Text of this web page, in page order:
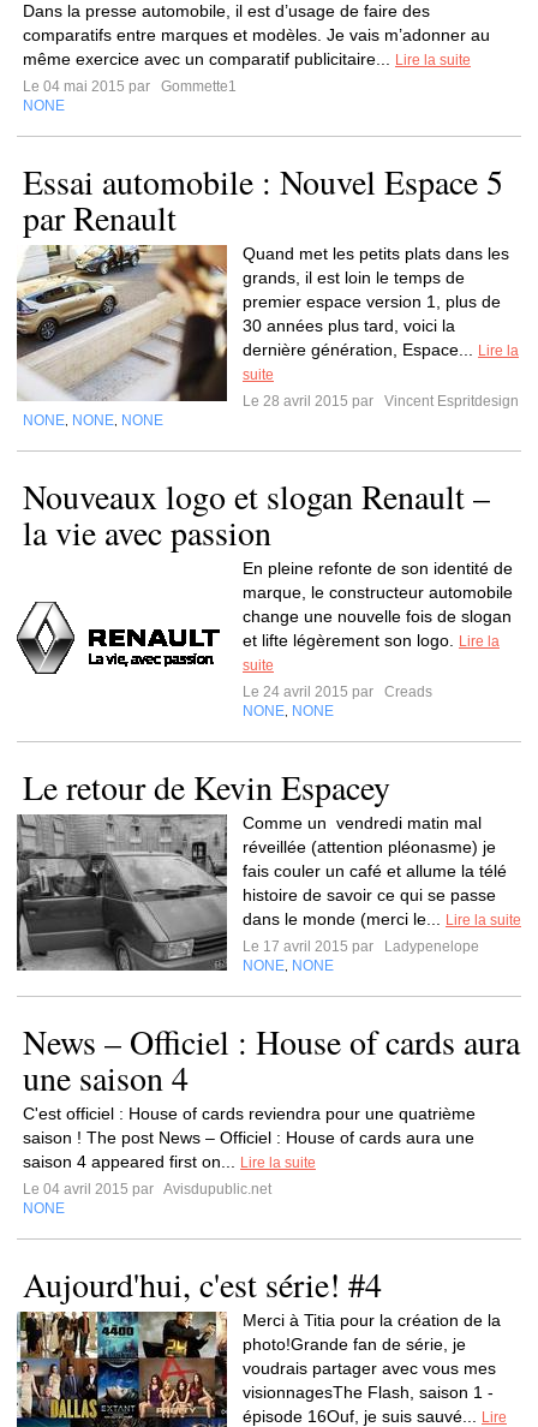
Dans la presse automobile, il est d’usage de faire des
comparatifs entre marques et modèles. Je vais m’adonner au
même exercice avec un comparatif publicitaire...
Lire la suite
Le 04 mai 2015 par
Gommette1
NONE
Essai automobile : Nouvel Espace 5
par Renault
Quand met les petits plats dans les
grands, il est loin le temps de
premier espace version 1, plus de
30 années plus tard, voici la
dernière génération, Espace...
Lire la
suite
Le 28 avril 2015 par
Vincent Espritdesign
NONE NONE NONE
Nouveaux logo et slogan Renault –
la vie avec passion
En pleine refonte de son identité de
marque, le constructeur automobile
change une nouvelle fois de slogan
et lifte légèrement son logo.
Lire la
suite
Le 24 avril 2015 par
Creads
NONE NONE
Le retour de Kevin Espacey
Comme un vendredi matin mal
réveillée (attention pléonasme) je
fais couler un café et allume la télé
histoire de savoir ce qui se passe
dans le monde (merci le...
Lire la suite
Le 17 avril 2015 par
Ladypenelope
NONE NONE
News – Officiel : House of cards aura
une saison 4
C'est officiel : House of cards reviendra pour une quatrième
saison ! The post News – Officiel : House of cards aura une
saison 4 appeared first on...
Lire la suite
Le 04 avril 2015 par Avisdupublic.net
NONE
Aujourd'hui, c'est série! #4
Merci à Titia pour la création de la
photo!Grande fan de série, je
voudrais partager avec vous mes
visionnagesThe Flash, saison 1 -
épisode 16Ouf, je suis sauvé...
Lire